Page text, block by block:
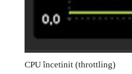
CPU încetinit (throttling)